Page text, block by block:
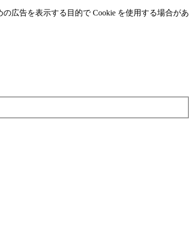
広告を表⽰する⽬的で Cookie を使⽤する場合があ